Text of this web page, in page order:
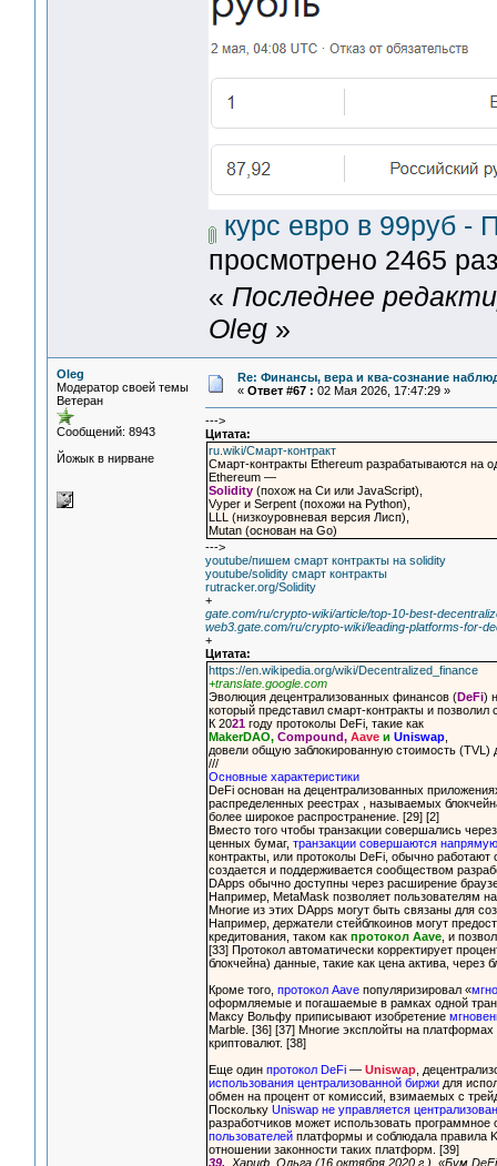
курс евро в 99руб -
просмотрено 2465
« Последнее
Oleg »
Oleg
Модератор своей темы
Ветеран
Сообщений: 8943
Йожык в нирване
Re: Финансы, вера и ква-сознание
« Ответ #67 : 02 Мая 2026, 17:47:29 »
--->
Цитата:
ru.wiki/Смарт-контракт
Смарт-контракты Ethereum разрабатываются на
Ethereum —
Solidity (похож на Си или JavaScript),
Vyper и Serpent (похожи на Python),
LLL (низкоуровневая версия Лисп),
Mutan (основан на Go)
--->
youtube/пишем смарт контракты на solidity
youtube/solidity смарт контракты
rutracker.org/Solidity
+
gate.com/ru/crypto-wiki/article/top-10-best-
web3.gate.com/ru/crypto-wiki/leading-platforms-for-
+
Цитата:
https://en.wikipedia.org/wiki/Decentralized_finance
+translate.google.com
Эволюция децентрализованных финансов (DeFi)
который представил смарт-контракты и
К 2021 году протоколы DeFi, такие как
MakerDAO, Compound, Aave и Uniswap
довели общую заблокированную стоимость (TVL)
///
Основные характеристики
DeFi основан на децентрализованных
распределенных реестрах , называемых
более широкое распространение. [29] [2]
Вместо того чтобы транзакции совершались
ценных бумаг, транзакции совершаются
контракты, или протоколы DeFi, обычно
создается и поддерживается сообществом
DApps обычно доступны через расширение
Например, MetaMask позволяет пользователям
Многие из этих DApps могут быть связаны для
Например, держатели стейблкоинов могут
кредитования, таком как протокол Aave , и
[33] Протокол автоматически корректирует
блокчейна) данные, такие как цена актива, через
Кроме того, протокол Aave популяризировал «
оформляемые и погашаемые в рамках одной
Максу Вольфу приписывают изобретение
Marble. [36] [37] Многие эксплойты на
криптовалют. [38]
Еще один протокол DeFi — Uniswap ,
использования централизованной биржи для
обмен на процент от комиссий, взимаемых с
Поскольку Uniswap не управляется
разработчиков может использовать
пользователей платформы и соблюдала правила
отношении законности таких платформ. [39]
39. Хариф, Ольга (16 октября 2020 г.). «Бум